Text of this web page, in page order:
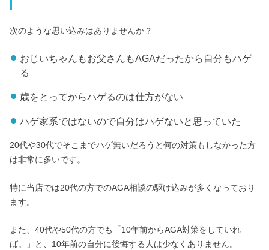
次のような思い込みはありませんか？
おじいちゃんもお父さんもAGAだったから自分もハゲ
る
歳をとってからハゲるのは仕方がない
ハゲ家系ではないので自分はハゲないと思っていた
20代や30代でそこまでハゲ無いだろうと何の対策もしなかった方
は非常に多いです。
特に当店では20代の方でのAGA相談の駆け込みが多くなっており
ます。
また、40代や50代の方でも「10年前からAGA対策をしていれ
ば。」と、10年前の自分に後悔する人は少なくありません。